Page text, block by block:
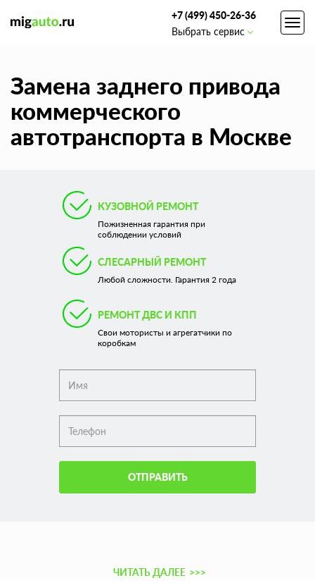
+7 (499) 450-26-36
Выбрать сервис
Замена заднего привода
коммерческого
автотранспорта в Москве
КУЗОВНОЙ РЕМОНТ
Пожизненная гарантия при
соблюдении условий
СЛЕСАРНЫЙ РЕМОНТ
Любой сложности. Гарантия 2 года
РЕМОНТ ДВС И КПП
Свои мотористы и агрегатчики по
коробкам
ОТПРАВИТЬ
ЧИТАТЬ ДАЛЕЕ >>>